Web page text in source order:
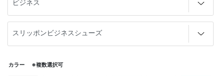
カラー ※複数選択可